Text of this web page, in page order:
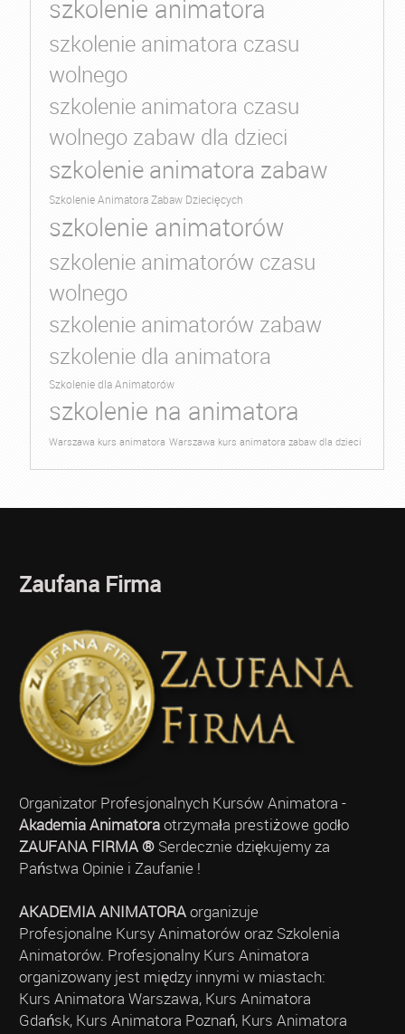
szkolenie animatora
szkolenie animatora czasu
wolnego
szkolenie animatora czasu
wolnego zabaw dla dzieci
szkolenie animatora zabaw
Szkolenie Animatora Zabaw Dziecięcych
szkolenie animatorów
szkolenie animatorów czasu
wolnego
szkolenie animatorów zabaw
szkolenie dla animatora
Szkolenie dla Animatorów
szkolenie na animatora
Warszawa kurs animatora Warszawa kurs animatora zabaw dla dzieci
Zaufana Firma
Organizator Profesjonalnych Kursów Animatora -
Akademia Animatoraotrzymała prestiżowe godło
ZAUFANA FIRMA ®Serdecznie dziękujemy za
Państwa Opinie i Zaufanie !
AKADEMIA ANIMATORAorganizuje
Profesjonalne Kursy Animatorów oraz Szkolenia
Animatorów. Profesjonalny Kurs Animatora
organizowany jest między innymi w miastach:
Kurs Animatora Warszawa, Kurs Animatora
Gdańsk, Kurs Animatora Poznań, Kurs Animatora